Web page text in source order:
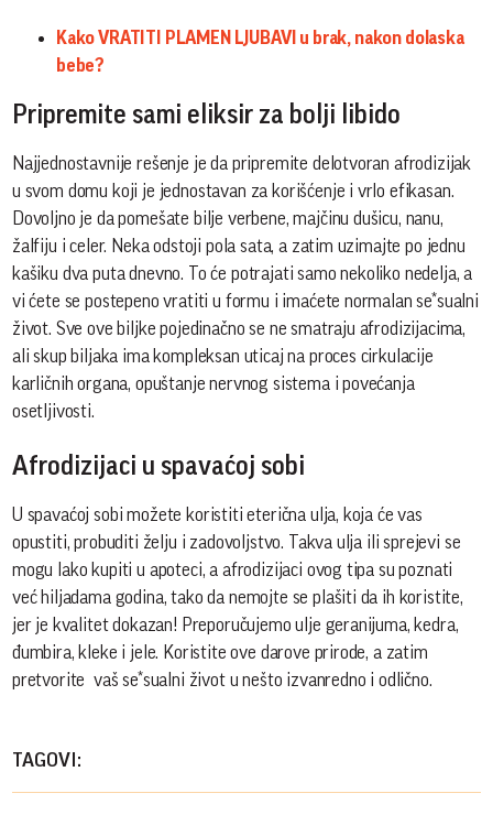
Kako VRATITI PLAMEN LJUBAVI u brak, nakon dolaska
bebe?
Pripremite sami eliksir za bolji libido
Najjednostavnije rešenje je da pripremite delotvoran afrodizijak
u svom domu koji je jednostavan za korišćenje i vrlo efikasan.
Dovoljno je da pomešate bilje verbene, majčinu dušicu, nanu,
žalfiju i celer. Neka odstoji pola sata, a zatim uzimajte po jednu
kašiku dva puta dnevno. To će potrajati samo nekoliko nedelja, a
vi ćete se postepeno vratiti u formu i imaćete normalan se*sualni
život. Sve ove biljke pojedinačno se ne smatraju afrodizijacima,
ali skup biljaka ima kompleksan uticaj na proces cirkulacije
karličnih organa, opuštanje nervnog sistema i povećanja
osetljivosti.
Afrodizijaci u spavaćoj sobi
U spavaćoj sobi možete koristiti eterična ulja, koja će vas
opustiti, probuditi želju i zadovoljstvo. Takva ulja ili sprejevi se
mogu lako kupiti u apoteci, a afrodizijaci ovog tipa su poznati
već hiljadama godina, tako da nemojte se plašiti da ih koristite,
jer je kvalitet dokazan! Preporučujemo ulje geranijuma, kedra,
đumbira, kleke i jele. Koristite ove darove prirode, a zatim
pretvorite vaš se*sualni život u nešto izvanredno i odlično.
TAGOVI: